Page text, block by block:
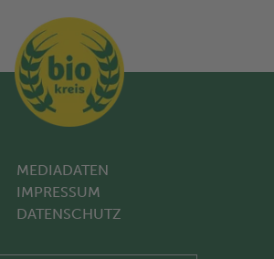
MEDIADATEN
IMPRESSUM
DATENSCHUTZ